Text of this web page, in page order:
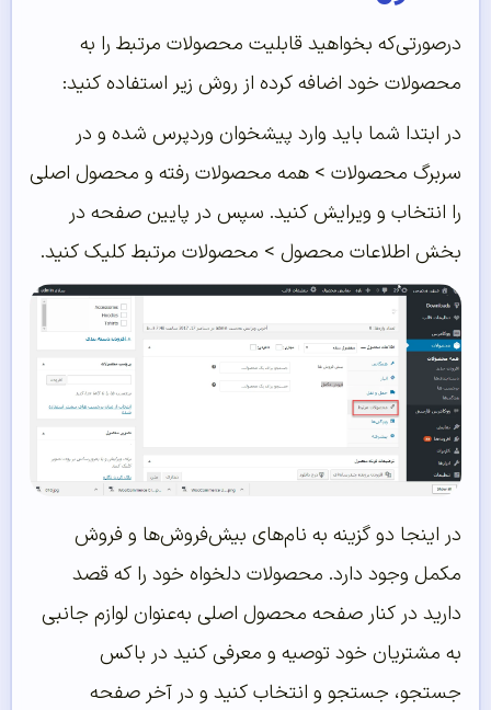
درصورتی‌که بخواهید قابلیت محصولات مرتبط را به
محصولات خود اضافه کرده از روش زیر استفاده کنید:
در ابتدا شما باید وارد پیشخوان وردپرس شده و در
سربرگ محصولات > همه محصولات رفته و محصول اصلی
را انتخاب و ویرایش کنید. سپس در پایین صفحه در
بخش اطلاعات محصول > محصولات مرتبط کلیک کنید.
در اینجا دو گزینه به نام‌های بیش‌فروش‌ها و فروش
مکمل وجود دارد. محصولات دلخواه خود را که قصد
دارید در کنار صفحه محصول اصلی به‌عنوان لوازم جانبی
به مشتریان خود توصیه و معرفی کنید در باکس
جستجو، جستجو و انتخاب کنید و در آخر صفحه